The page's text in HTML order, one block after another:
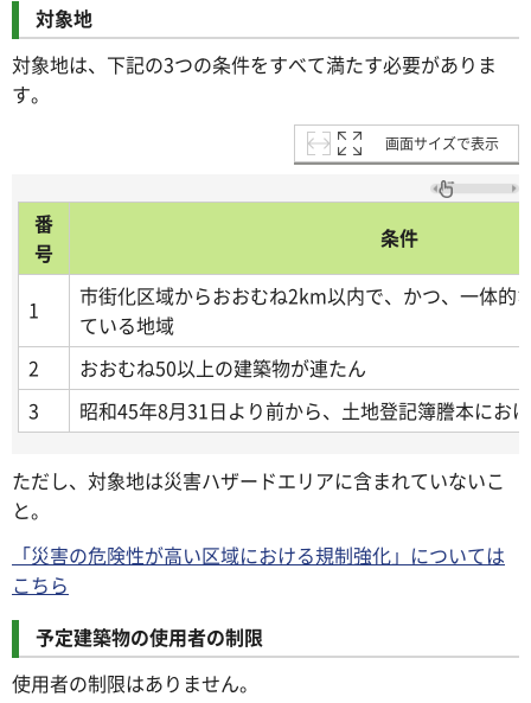
対象地
対象地は、下記の3つの条件をすべて満たす必要がありま
す。
画面サイズで表示
番
号
条件
1
市街化区域からおおむね2km以内で、かつ、一体的
ている地域
2
おおむね50以上の建築物が連たん
3
昭和45年8月31日より前から、土地登記簿謄本にお
ただし、対象地は災害ハザードエリアに含まれていないこ
と。
「災害の危険性が高い区域における規制強化」については
こちら
予定建築物の使用者の制限
使用者の制限はありません。